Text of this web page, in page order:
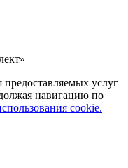
услуг
навигацию по
cookie.